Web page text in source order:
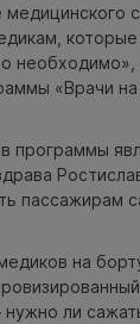
медицинского
которые
«Врачи
программы
пассажирам
на
ли